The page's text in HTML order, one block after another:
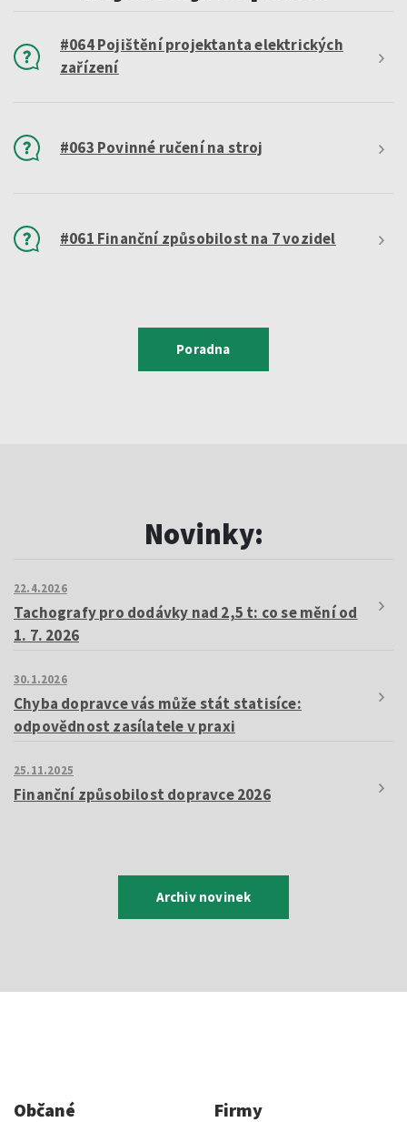
#064 Pojištění projektanta elektrických
zařízení
#063 Povinné ručení na stroj
#061 Finanční způsobilost na 7 vozidel
Poradna
Novinky:
22.4.2026
Tachografy pro dodávky nad 2,5 t: co se mění od
1. 7. 2026
30.1.2026
Chyba dopravce vás může stát statisíce:
odpovědnost zasílatele v praxi
25.11.2025
Finanční způsobilost dopravce 2026
Archiv novinek
Občané Firmy